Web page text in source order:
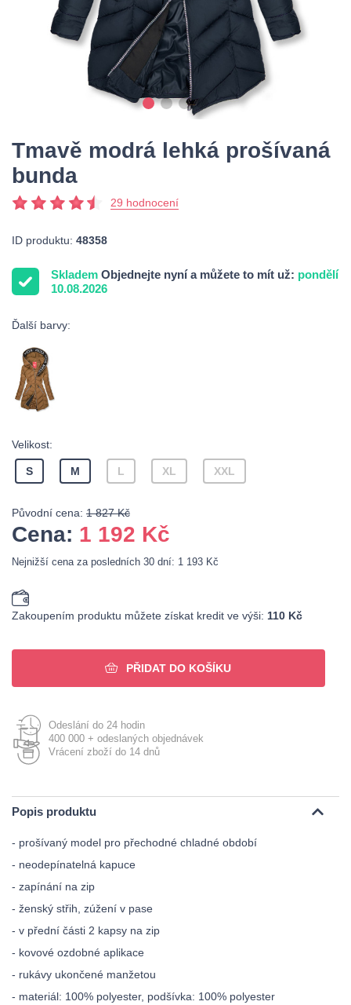
Tmavě modrá lehká prošívaná
bunda
29 hodnocení
ID produktu: 48358
Skladem Objednejte nyní a můžete to mít už: pondělí
10.08.2026
Ďalší barvy:
Velikost:
S M L XL XXL
Původní cena: 1 827 Kč
Cena: 1 192 Kč
Nejnižší cena za posledních 30 dní: 1 193 Kč
Zakoupením produktu můžete získat kredit ve výši: 110 Kč
PŘIDAT DO KOŠÍKU
Odeslání do 24 hodin
400 000 + odeslaných objednávek
Vrácení zboží do 14 dnů
Popis produktu
- prošívaný model pro přechodné chladné období
- neodepínatelná kapuce
- zapínání na zip
- ženský střih, zúžení v pase
- v přední části 2 kapsy na zip
- kovové ozdobné aplikace
- rukávy ukončené manžetou
- materiál: 100% polyester, podšívka: 100% polyester